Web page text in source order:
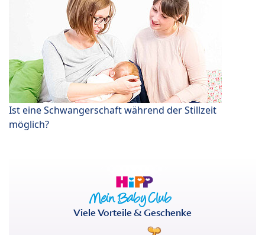
Ist eine Schwangerschaft während der Stillzeit
möglich?
Viele Vorteile & Geschenke